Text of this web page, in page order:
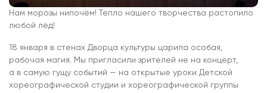
Нам морозы нипочём! Тепло нашего творчества растопило
любой лёд!
18 января в стенах Дворца культуры царила особая,
рабочая магия. Мы пригласили зрителей не на концерт,
а в самую гущу событий — на открытые уроки Детской
хореографической студии и хореографической группы